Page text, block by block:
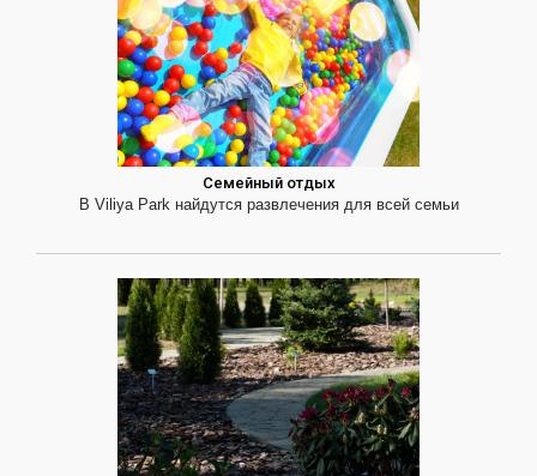
Семейный отдых
В Viliya Park найдутся развлечения для всей семьи